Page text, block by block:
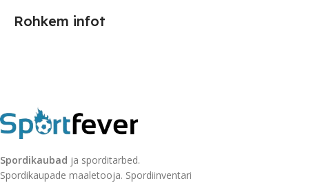
Rohkem infot
Spordikaubad ja sporditarbed.
Spordikaupade maaletooja. Spordiinventari